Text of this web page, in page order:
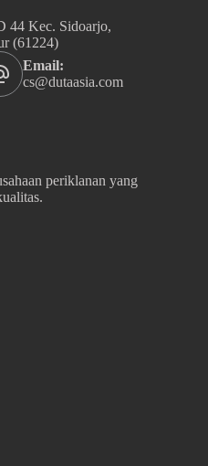
44 Kec. Sidoarjo,
(61224)
Email:
cs@dutaasia.com
periklanan yang